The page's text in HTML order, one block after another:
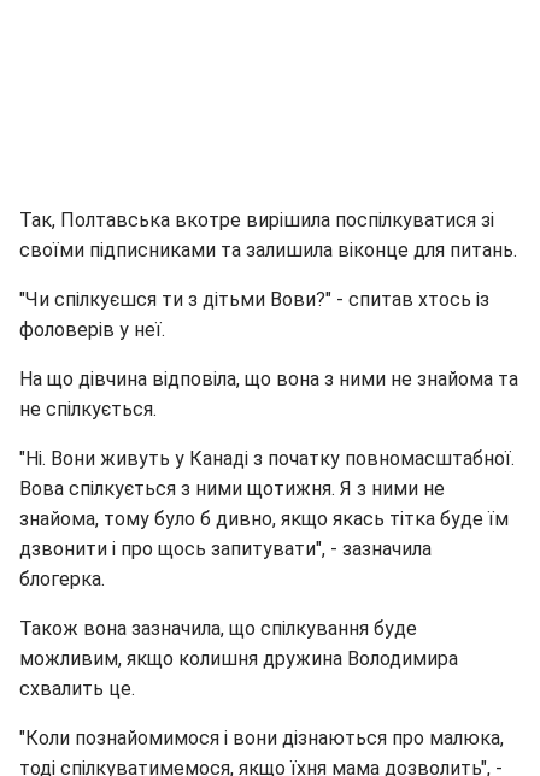
Так, Полтавська вкотре вирішила поспілкуватися зі
своїми підписниками та залишила віконце для питань.
"Чи спілкуєшся ти з дітьми Вови?" - спитав хтось із
фоловерів у неї.
На що дівчина відповіла, що вона з ними не знайома та
не спілкується.
"Ні. Вони живуть у Канаді з початку повномасштабної.
Вова спілкується з ними щотижня. Я з ними не
знайома, тому було б дивно, якщо якась тітка буде їм
дзвонити і про щось запитувати", - зазначила
блогерка.
Також вона зазначила, що спілкування буде
можливим, якщо колишня дружина Володимира
схвалить це.
"Коли познайомимося і вони дізнаються про малюка,
тоді спілкуватимемося, якщо їхня мама дозволить", -